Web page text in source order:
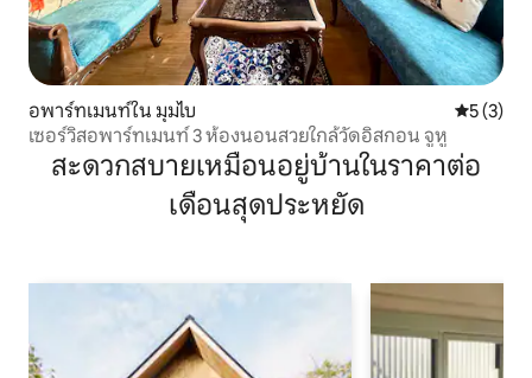
อพาร์ทเมนท์ใน มุมไบ คะแนนเฉ
5 (3)
เซอร์วิสอพาร์ทเมนท์ 3 ห้องนอนสวยใกล้วัดอิสกอน จูหู
สะดวกสบายเหมือนอยู่บ้านในราคาต่อ
เดือนสุดประหยัด